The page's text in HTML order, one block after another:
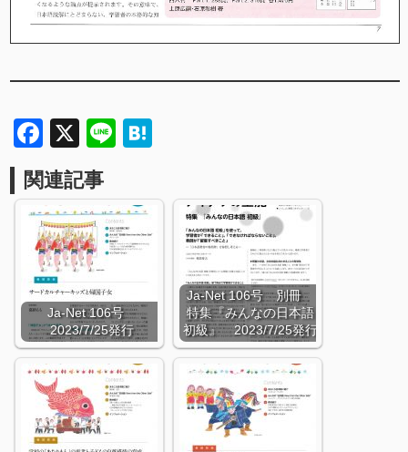
Facebook
X Line
関連記事
Ja-Net 106号
2023/7/25発行
Ja-Net 106号 別冊
特集『みんなの日本語
初級』 2023/7/25発行